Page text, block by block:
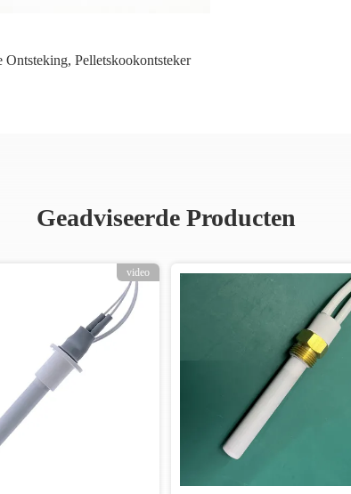
Ontsteking, Pelletskookontsteker
Geadviseerde Producten
video